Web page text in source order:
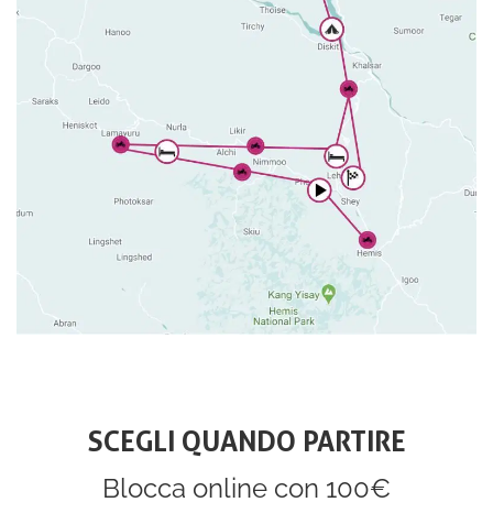
SCEGLI QUANDO PARTIRE
Blocca online con 100€